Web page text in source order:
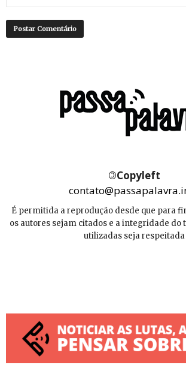
©Copyleft
É permitida a reprodução desde que para
os autores sejam citados e a integridade do
utilizadas seja respeitada